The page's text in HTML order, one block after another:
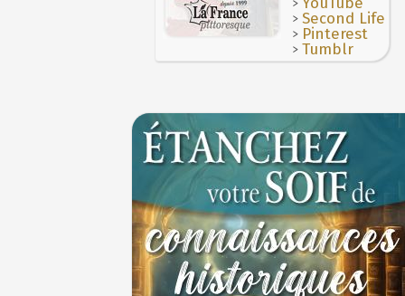
lanternes dans les rues 4 JUILLET
Voir la lune à gauche 3 JUILLET
3 juillet 987 : Hugues Capet est couronné
>Second Life
> Pinterest
>Tumblr